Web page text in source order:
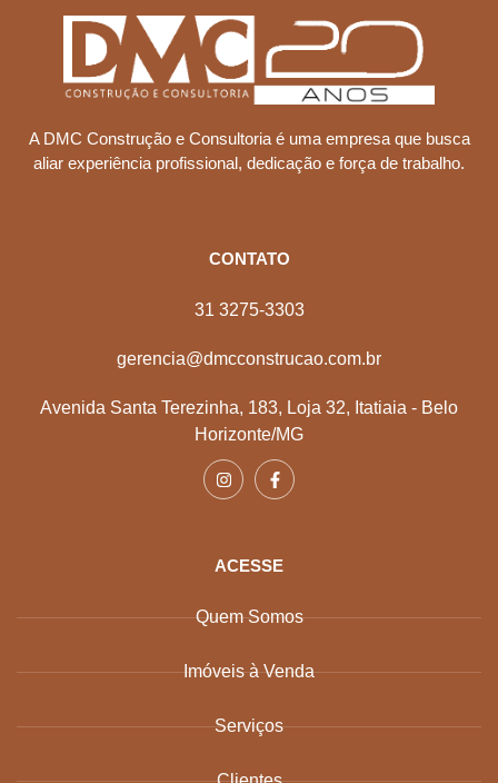
A DMC Construção e Consultoria é uma empresa que busca
aliar experiência profissional, dedicação e força de trabalho.
CONTATO
31 3275-3303
gerencia@dmcconstrucao.com.br
Avenida Santa Terezinha, 183, Loja 32, Itatiaia - Belo
Horizonte/MG
ACESSE
Quem Somos
Imóveis à Venda
Serviços